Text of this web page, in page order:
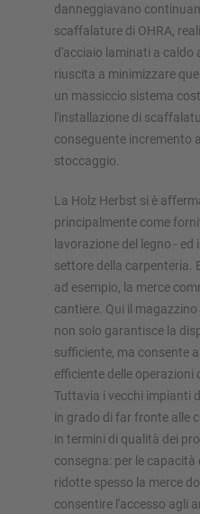
danneggiavano
scaffalature di OHRA,
d'acciaio laminati a caldo
riuscita a minimizzare
un massiccio sistema
l'installazione di
conseguente incremento
stoccaggio.
La Holz Herbst si è
principalmente come
lavorazione del legno -
settore della carpenteria.
ad esempio, la merce
cantiere. Qui il
non solo garantisce la
sufficiente, ma consente
efficiente delle operazioni
Tuttavia i vecchi impianti
in grado di far fronte alle
in termini di qualità dei
consegna: per le
ridotte spesso la merce
consentire l'accesso agli
Magazzini autoportanti
Soppalchi
Sistemi di scaffalature
Realizza personalmente la
configuratore
Configura scaffalatura